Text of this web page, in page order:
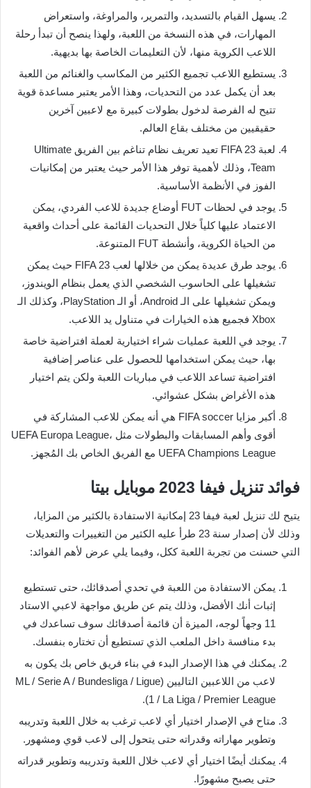
يسهل القيام بالتسديد، والتمرير، والمراوغة، واستعراض
المهارات، في هذه النسخة من اللعبة، ولهذا ينصح أن تبدأ رحلة
اللاعب الكروية منها، لأن التعليمات الخاصة بها بديهية.
يستطيع اللاعب تجميع الكثير من المكاسب والغنائم من اللعبة
بعد أن يكمل عدد من التحديات، وهذا الأمر يعتبر مساعدة قوية
تتيح له الفرصة لدخول بطولات كبيرة مع لاعبين آخرين
حقيقيين من مختلف بقاع العالم.
لعبة FIFA 23 تعيد تعريف نظام تناغم بين الفريق Ultimate
Team، وذلك لأهمية توفر هذا الأمر حيث يعتبر من إمكانيات
الفوز في الأنظمة الأساسية.
يوجد في لحظات FUT أوضاع جديدة للاعب الفردي، يمكن
الاعتماد عليها كلياً خلال التحديات القائمة على أحداث واقعية
من الحياة الكروية، وأنشطة FUT المتنوعة.
يوجد طرق عديدة يمكن من خلالها لعب FIFA 23 حيث يمكن
تشغيلها على الحاسوب الشخصي الذي يعمل بنظام الويندوز،
ويمكن تشغيلها على الـ Android، أو الـ PlayStation، وكذلك الـ
Xbox فجميع هذه الخيارات في متناول يد اللاعب.
يوجد في اللعبة عمليات شراء اختيارية لعملة افتراضية خاصة
بها، حيث يمكن استخدامها للحصول على عناصر إضافية
افتراضية تساعد اللاعب في مباريات اللعبة ولكن يتم اختيار
هذه الأغراض بشكل عشوائي.
أكبر مزايا FIFA soccer هي أنه يمكن للاعب المشاركة في
أقوى وأهم المسابقات والبطولات مثل UEFA Europa League،
UEFA Champions League مع الفريق الخاص بك المُجهز.
فوائد تنزيل فيفا 2023 موبايل بيتا
يتيح لك تنزيل لعبة فيفا 23 إمكانية الاستفادة بالكثير من المزايا،
وذلك لأن إصدار سنة 23 طرأ عليه الكثير من التغييرات والتعديلات
التي حسنت من تجربة اللعبة ككل، وفيما يلي عرض لأهم الفوائد:
يمكن الاستفادة من اللعبة في تحدي أصدقائك، حتى تستطيع
إثبات أنك الأفضل، وذلك يتم عن طريق مواجهة لاعبي الاستاد
11 وجهاً لوجه، الميزة أن قائمة أصدقائك سوف تساعدك في
بدء منافسة داخل الملعب الذي تستطيع أن تختاره بنفسك.
يمكنك في هذا الإصدار البدء في بناء فريق خاص بك يكون به
لاعب من اللاعبين التاليين (ML / Serie A / Bundesliga / Ligue
1 / La Liga / Premier League).
متاح في الإصدار اختيار أي لاعب ترغب به خلال اللعبة وتدريبه
وتطوير مهاراته وقدراته حتى يتحول إلى لاعب قوي ومشهور.
يمكنك أيضًا اختيار أي لاعب خلال اللعبة وتدريبه وتطوير قدراته
حتى يصبح مشهورًا.